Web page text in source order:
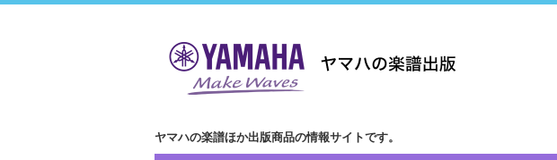
ヤマハの楽譜ほか出版商品の情報サイトです。